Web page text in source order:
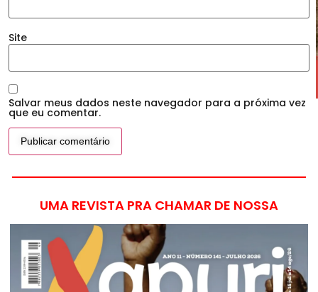
Site
Salvar meus dados neste navegador para a próxima vez
que eu comentar.
UMA REVISTA PRA CHAMAR DE NOSSA